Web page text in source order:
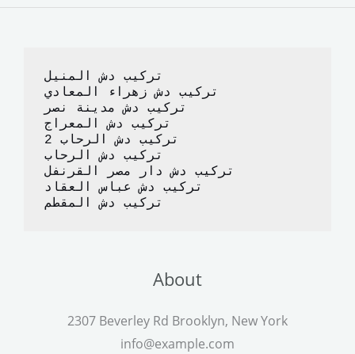
e t
d
o
n
i r
تركيب دش المنيل
تركيب دش زهراء المعادي
تركيب دش مدينة نصر
تركيب دش الرحاب 2
تركيب دش الرحاب
تركيب دش دار مصر القرنفل
تركيب دش عباس العقاد
تركيب دش المقطم
About
2307 Beverley Rd Brooklyn, New York
info@example.com